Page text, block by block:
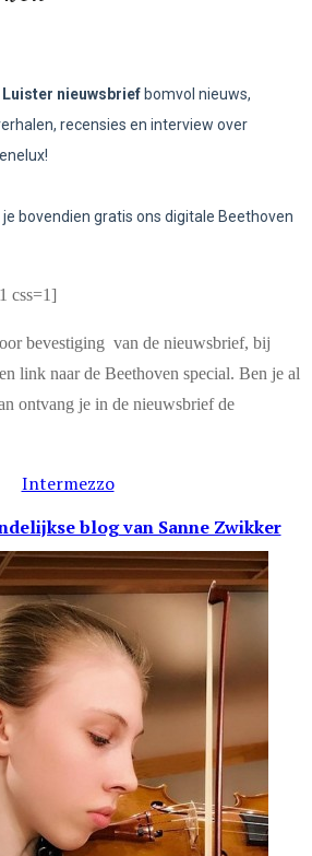
Luister nieuwsbrief bomvol nieuws,
recensies en interview over
bovendien gratis ons digitale Beethoven
css=1]
bevestiging van de nieuwsbrief, bij
link naar de Beethoven special. Ben je al
ontvang je in de nieuwsbrief de
Intermezzo
blogvan Sanne Zwikker